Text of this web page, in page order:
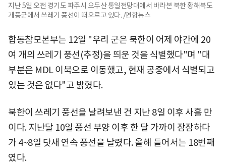
지난 5일 오전 경기도 파주시 오두산 통일전망대에서 바라본 북한 황해북도
개풍군에서 쓰레기 풍선이 떠오르고 있다. /연합뉴스
합동참모본부는 12일 "우리 군은 북한이 어제 야간에 20
여 개의 쓰레기 풍선(추정)을 띄운 것을 식별했다"며 "대
부분은 MDL 이북으로 이동했고, 현재 공중에서 식별되고
있는 것은 없다"고 밝혔다.
북한이 쓰레기 풍선을 날려보낸 건 지난 8일 이후 사흘 만
이다. 지난달 10일 풍선 부양 이후 한 달 가까이 잠잠하다
가 4~8일 닷새 연속 풍선을 날렸다. 올해 들어서는 18번째
였다.